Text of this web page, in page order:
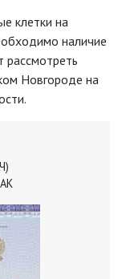
клетки на
наличие
рассмотреть
Новгороде на